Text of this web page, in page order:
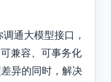
通大模型接口，
兼容、可事务化
异的同时，解决